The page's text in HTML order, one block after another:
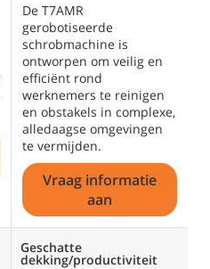
De T7AMR
gerobotiseerde
schrobmachine is
ontworpen om veilig en
efficiënt rond
werknemers te reinigen
en obstakels in complexe,
alledaagse omgevingen
te vermijden.
Vraag informatie
aan
Geschatte
dekking/productiviteit